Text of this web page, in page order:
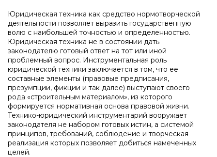
Юридическая техника как средство нормотворческой
деятельности позволяет выразить государственную
волю с наибольшей точностью и определенностью.
Юридическая техника не в состоянии дать
законодателю готовый ответ на тот или иной
проблемный вопрос. Инструментальная роль
юридической техники заключается в том, что ее
составные элементы (правовые предписания,
презумпции, фикции и так далее) выступают своего
рода «строительным материалом», из которого
формируется нормативная основа правовой жизни.
Технико-юридический инструментарий вооружает
законодателя не набором готовых истин, а системой
принципов, требований, соблюдение и творческая
реализация которых позволяет добиться намеченных
целей.